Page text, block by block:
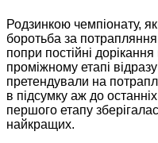
Родзинкою чемпіонату,
боротьба за
попри постійні
проміжному етапі
претендували на
в підсумку аж до
першого етапу
найкращих.